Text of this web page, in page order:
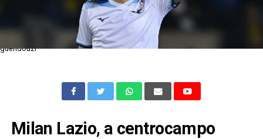
guendouzi
Milan Lazio, a centrocampo